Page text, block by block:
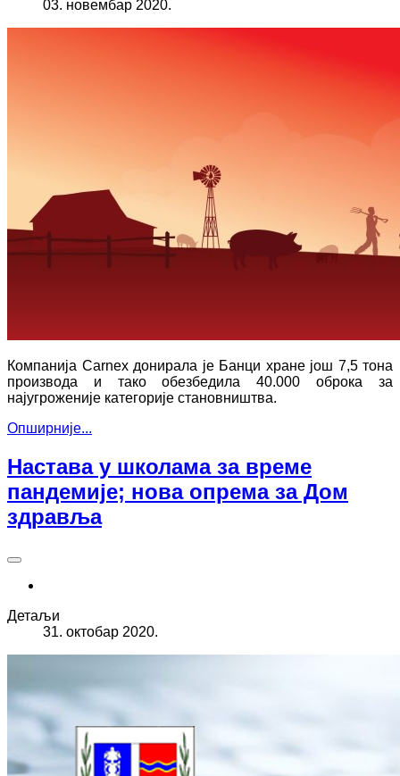
03. новембар 2020.
Компанија Carnex донирала је Банци хране још 7,5 тона
производа и тако обезбедила 40.000 оброка за
најугроженије категорије становништва.
Опширније...
Настава у школама за време
пандемије; нова опрема за Дом
здравља
Детаљи
31. октобар 2020.